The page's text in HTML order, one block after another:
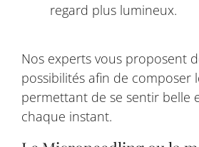
regard plus lumineux.
Nos experts vous proposent
possibilités afin de composer
permettant de se sentir belle
chaque instant.